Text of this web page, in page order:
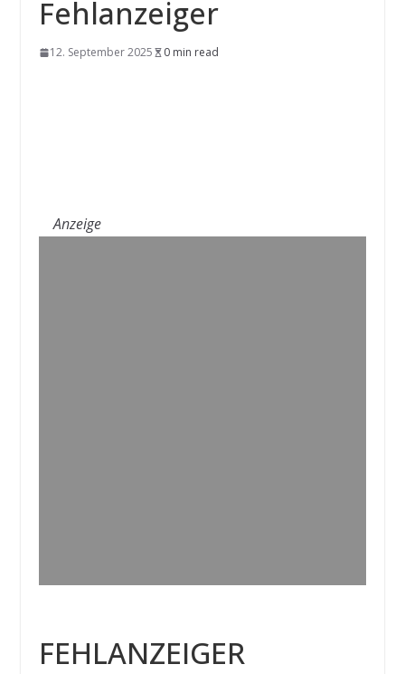
Fehlanzeiger
12. September 2025 0 min read
Anzeige
FEHLANZEIGER